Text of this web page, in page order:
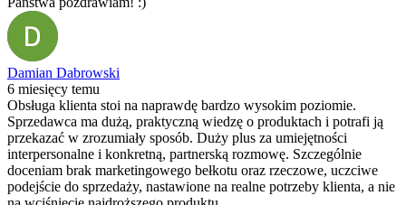
Damian Dabrowski
6 miesięcy temu
Obsługa klienta stoi na naprawdę bardzo wysokim poziomie.
Sprzedawca ma dużą, praktyczną wiedzę o produktach i potrafi ją
przekazać w zrozumiały sposób. Duży plus za umiejętności
interpersonalne i konkretną, partnerską rozmowę. Szczególnie
doceniam brak marketingowego bełkotu oraz rzeczowe, uczciwe
podejście do sprzedaży, nastawione na realne potrzeby klienta, a nie